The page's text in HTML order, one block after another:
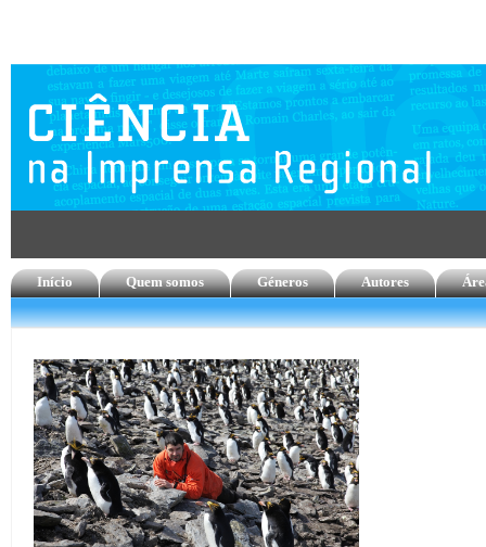
Início Quem somos Géneros Autores